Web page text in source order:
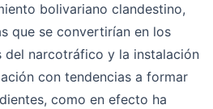
bolivariano clandestino,
que se convertirían en los
del narcotráfico y la instalación
con tendencias a formar
como en efecto ha